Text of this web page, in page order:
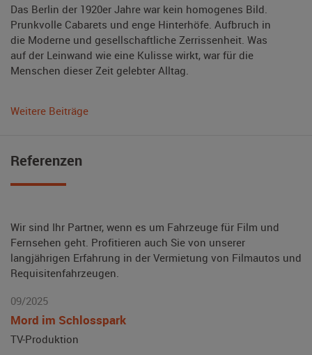
Das Berlin der 1920er Jahre war kein homogenes Bild.
Prunkvolle Cabarets und enge Hinterhöfe. Aufbruch in
die Moderne und gesellschaftliche Zerrissenheit. Was
auf der Leinwand wie eine Kulisse wirkt, war für die
Menschen dieser Zeit gelebter Alltag.
Weitere Beiträge
Referenzen
Wir sind Ihr Partner, wenn es um Fahrzeuge für Film und
Fernsehen geht. Profitieren auch Sie von unserer
langjährigen Erfahrung in der Vermietung von Filmautos und
Requisitenfahrzeugen.
09/2025
Mord im Schlosspark
TV-Produktion